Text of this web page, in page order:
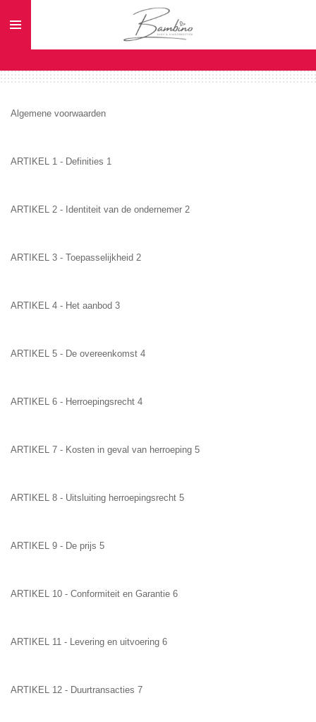
direct
hoofdinhoud
Algemene voorwaarden
ARTIKEL 1 - Definities 1
ARTIKEL 2 - Identiteit van de ondernemer 2
ARTIKEL 3 - Toepasselijkheid 2
ARTIKEL 4 - Het aanbod 3
ARTIKEL 5 - De overeenkomst 4
ARTIKEL 6 - Herroepingsrecht 4
ARTIKEL 7 - Kosten in geval van herroeping 5
ARTIKEL 8 - Uitsluiting herroepingsrecht 5
ARTIKEL 9 - De prijs 5
ARTIKEL 10 - Conformiteit en Garantie 6
ARTIKEL 11 - Levering en uitvoering 6
ARTIKEL 12 - Duurtransacties 7